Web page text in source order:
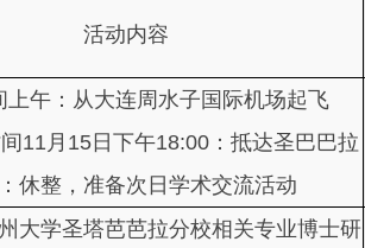
活动内容
上午：从大连周水子国际机场起飞
11月15日下午18:00：抵达圣巴巴拉
休整，准备次日学术交流活动
大学圣塔芭芭拉分校相关专业博士研